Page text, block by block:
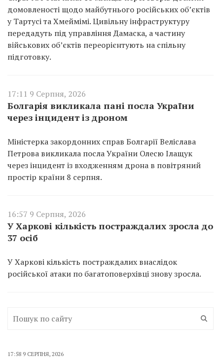
домовленості щодо майбутнього російських об’єктів
у Тартусі та Хмеймімі. Цивільну інфраструктуру
передадуть під управління Дамаска, а частину
військових об’єктів переорієнтують на спільну
підготовку.
17:11 9 Серпня, 2026
Болгарія викликала пані посла України
через інцидент із дроном
Міністерка закордонних справ Болгарії Веліслава
Петрова викликала посла України Олесю Ілащук
через інцидент із входженням дрона в повітряний
простір країни 8 серпня.
16:57 9 Серпня, 2026
У Харкові кількість постраждалих зросла до
37 осіб
У Харкові кількість постраждалих внаслідок
російської атаки по багатоповерхівці знову зросла.
17:58 9 СЕРПНЯ, 2026